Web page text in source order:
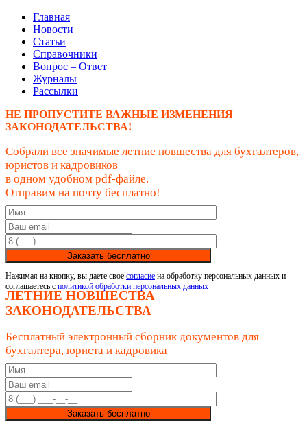
Главная
Новости
Статьи
Справочники
Вопрос – Ответ
Журналы
Рассылки
НЕ ПРОПУСТИТЕ ВАЖНЫЕ ИЗМЕНЕНИЯ
ЗАКОНОДАТЕЛЬСТВА!
Собрали все значимые летние новшества для бухгалтеров,
юристов и кадровиков
в одном удобном pdf-файле.
Отправим на почту бесплатно!
Заказать бесплатно
Нажимая на кнопку, вы даете свое согласие на обработку персональных данных и
соглашаетесь с политикой обработки персональных данных
ЛЕТНИЕ НОВШЕСТВА
ЗАКОНОДАТЕЛЬСТВА
Бесплатный электронный сборник документов для
бухгалтера, юриста и кадровика
Заказать бесплатно